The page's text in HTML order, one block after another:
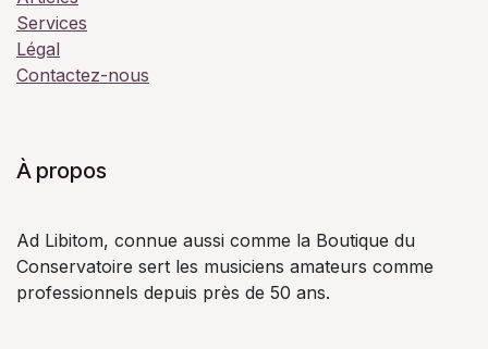
Services
Légal
Contactez-nous
À propos
Ad Libitom, connue aussi comme la Boutique du
Conservatoire sert les musiciens amateurs comme
professionnels depuis près de 50 ans.